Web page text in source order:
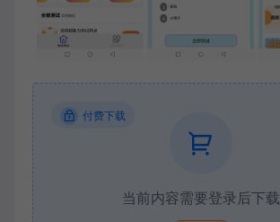
付费下载
当前内容需要登录后下载